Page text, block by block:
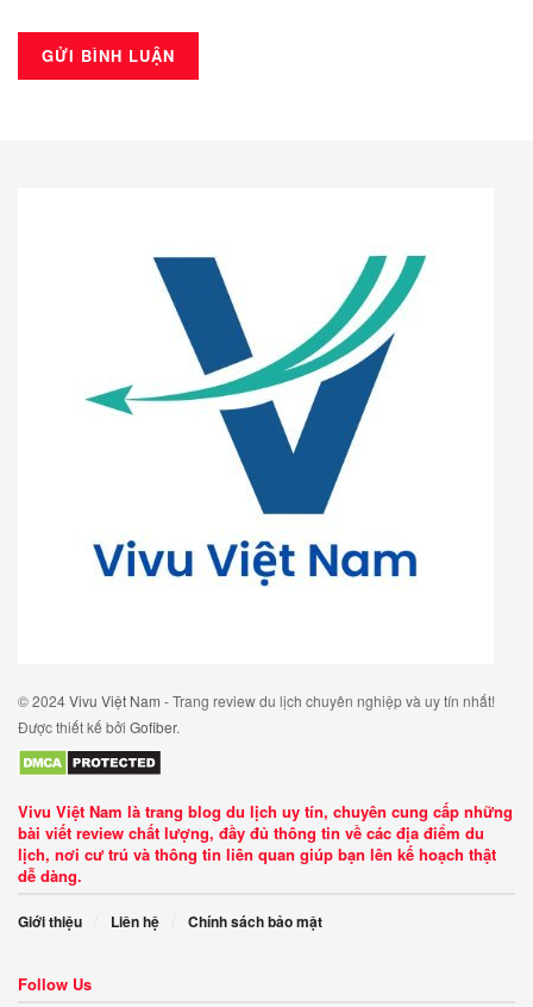
© 2024Vivu Việt Nam - Trang review du lịch chuyên nghiệp và uy tín nhất!
Được thiết kế bởi Gofiber.
Vivu Việt Nam là trang blog du lịch uy tín, chuyên cung cấp những
bài viết review chất lượng, đầy đủ thông tin về các địa điểm du
lịch, nơi cư trú và thông tin liên quan giúp bạn lên kế hoạch thật
dễ dàng.
Giới thiệu Liên hệ Chính sách bảo mật
Follow Us